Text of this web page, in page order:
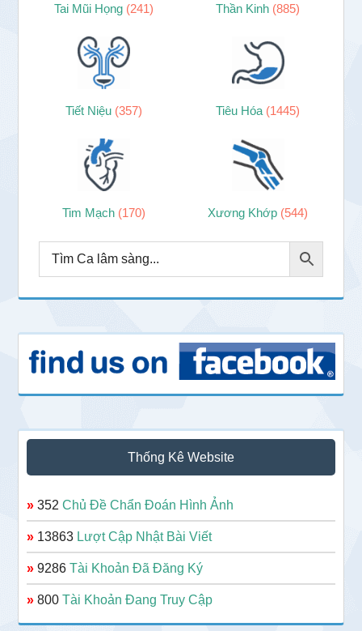
Tai Mũi Họng (241) Thần Kinh (885)
Tiết Niệu (357) Tiêu Hóa (1445)
Tim Mạch (170) Xương Khớp (544)
Thống Kê Website
» 352Chủ Đề Chẩn Đoán Hình Ảnh
» 13863 Lượt Cập Nhật Bài Viết
» 9286Tài Khoản Đã Đăng Ký
» 800Tài Khoản Đang Truy Cập